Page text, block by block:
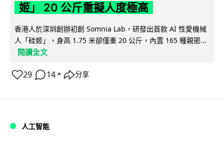
姬」 20 公斤重擬人度極高
香港人於深圳創辦初創 Somnia Lab，研發出首款 AI 性愛機械
人「硅姬」，身高 1.75 米卻僅重 20 公斤，內置 165 種親密...
閱讀全文
29 14 ↗ 分享
人工智能